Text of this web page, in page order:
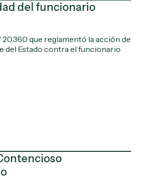
del funcionario
20.360 que reglamentó la acción de
del Estado contra el funcionario